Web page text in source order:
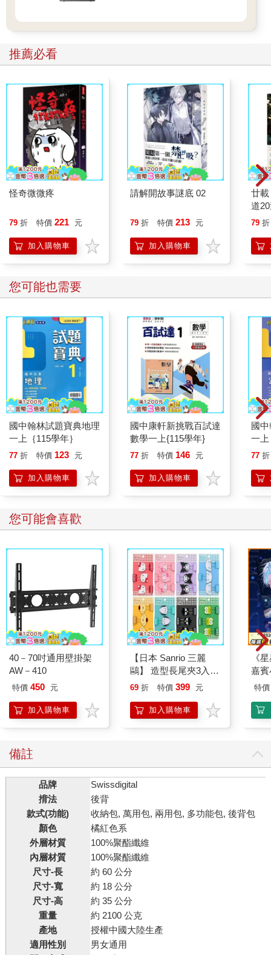
推薦必看
怪奇微微疼
79 折 特價 221 元
加入購物車
請解開故事謎底 02
79 折 特價 213 元
加入購物車
廿
道
79 折
您可能也需要
國中翰林試題寶典地理
一上｛115學年｝
77 折 特價 123 元
加入購物車
國中康軒新挑戰百試達
數學一上{115學年}
77 折 特價 146 元
加入購物車
國
一上
77 折
您可能會喜歡
40－70吋通用壁掛架
AW－410
特價 450 元
加入購物車
【日本 Sanrio 三麗
鷗】 造型長尾夾3入組
(8款可選) 凱蒂貓 Hello
企鵝
69 折 特價 399 元
加入購物車
《
嘉
特價
備註
品牌
Swissdigital
揹法
後背
款式(功能)
收納包, 萬用包, 兩用包, 多功能包, 後背包
顏色
橘紅色系
外層材質
100%聚酯纖維
內層材質
100%聚酯纖維
尺寸-長
約 60 公分
尺寸-寬
約 18 公分
尺寸-高
約 35 公分
重量
約 2100 公克
產地
授權中國大陸生產
適用性別
男女通用